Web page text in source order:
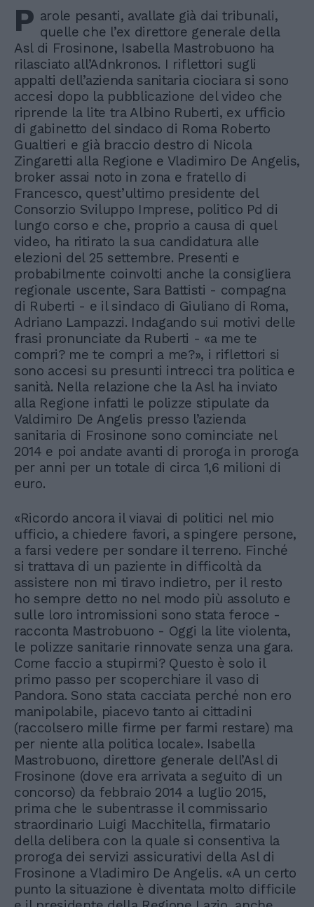
P arole pesanti, avallate già dai tribunali,
quelle che l’ex direttore generale della
Asl di Frosinone, Isabella Mastrobuono ha
rilasciato all’Adnkronos. I riflettori sugli
appalti dell’azienda sanitaria ciociara si sono
accesi dopo la pubblicazione del video che
riprende la lite tra Albino Ruberti, ex ufficio
di gabinetto del sindaco di Roma Roberto
Gualtieri e già braccio destro di Nicola
Zingaretti alla Regione e Vladimiro De Angelis,
broker assai noto in zona e fratello di
Francesco, quest’ultimo presidente del
Consorzio Sviluppo Imprese, politico Pd di
lungo corso e che, proprio a causa di quel
video, ha ritirato la sua candidatura alle
elezioni del 25 settembre. Presenti e
probabilmente coinvolti anche la consigliera
regionale uscente, Sara Battisti - compagna
di Ruberti - e il sindaco di Giuliano di Roma,
Adriano Lampazzi. Indagando sui motivi delle
frasi pronunciate da Ruberti - «a me te
compri? me te compri a me?», i riflettori si
sono accesi su presunti intrecci tra politica e
sanità. Nella relazione che la Asl ha inviato
alla Regione infatti le polizze stipulate da
Valdimiro De Angelis presso l’azienda
sanitaria di Frosinone sono cominciate nel
2014 e poi andate avanti di proroga in proroga
per anni per un totale di circa 1,6 milioni di
euro.
«Ricordo ancora il viavai di politici nel mio
ufficio, a chiedere favori, a spingere persone,
a farsi vedere per sondare il terreno. Finché
si trattava di un paziente in difficoltà da
assistere non mi tiravo indietro, per il resto
ho sempre detto no nel modo più assoluto e
sulle loro intromissioni sono stata feroce -
racconta Mastrobuono - Oggi la lite violenta,
le polizze sanitarie rinnovate senza una gara.
Come faccio a stupirmi? Questo è solo il
primo passo per scoperchiare il vaso di
Pandora. Sono stata cacciata perché non ero
manipolabile, piacevo tanto ai cittadini
(raccolsero mille firme per farmi restare) ma
per niente alla politica locale». Isabella
Mastrobuono, direttore generale dell’Asl di
Frosinone (dove era arrivata a seguito di un
concorso) da febbraio 2014 a luglio 2015,
prima che le subentrasse il commissario
straordinario Luigi Macchitella, firmatario
della delibera con la quale si consentiva la
proroga dei servizi assicurativi della Asl di
Frosinone a Vladimiro De Angelis. «A un certo
punto la situazione è diventata molto difficile